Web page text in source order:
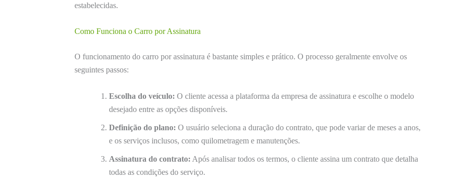
estabelecidas.
Como Funciona o Carro por Assinatura
O funcionamento do carro por assinatura é bastante simples e prático. O processo geralmente envolve os
seguintes passos:
Escolha do veículo: O cliente acessa a plataforma da empresa de assinatura e escolhe o modelo
desejado entre as opções disponíveis.
Definição do plano: O usuário seleciona a duração do contrato, que pode variar de meses a anos,
e os serviços inclusos, como quilometragem e manutenções.
Assinatura do contrato: Após analisar todos os termos, o cliente assina um contrato que detalha
todas as condições do serviço.